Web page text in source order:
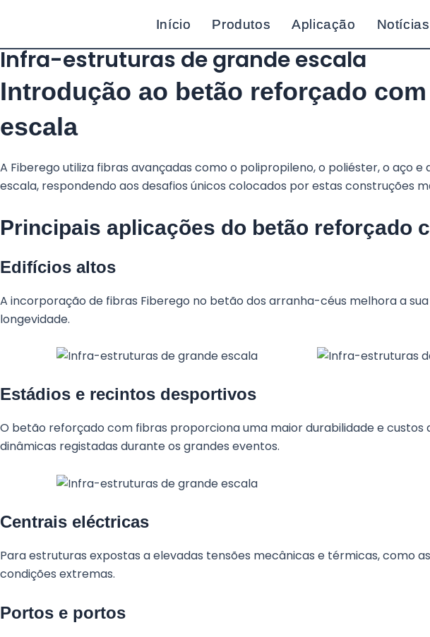
o
conteúdo
Início Produtos Aplicação Notícias
Início Produtos Aplicação Notícias
Infra-estruturas de grande escala
Introdução ao betão reforçado
escala
A Fiberego utiliza fibras avançadas como o polipropileno, o poliéster, o
escala, respondendo aos desafios únicos colocados por estas construções
Principais aplicações do betão reforçado
Edifícios altos
A incorporação de fibras Fiberego no betão dos arranha-céus melhora a
longevidade.
Estádios e recintos desportivos
O betão reforçado com fibras proporciona uma maior durabilidade e
dinâmicas registadas durante os grandes eventos.
Centrais eléctricas
Para estruturas expostas a elevadas tensões mecânicas e térmicas, como
condições extremas.
Portos e portos